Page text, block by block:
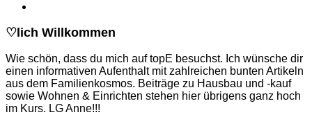
♡lich Willkommen
Wie schön, dass du mich auf topE besuchst. Ich wünsche dir
einen informativen Aufenthalt mit zahlreichen bunten Artikeln
aus dem Familienkosmos. Beiträge zu Hausbau und -kauf
sowie Wohnen & Einrichten stehen hier übrigens ganz hoch
im Kurs. LG Anne!!!